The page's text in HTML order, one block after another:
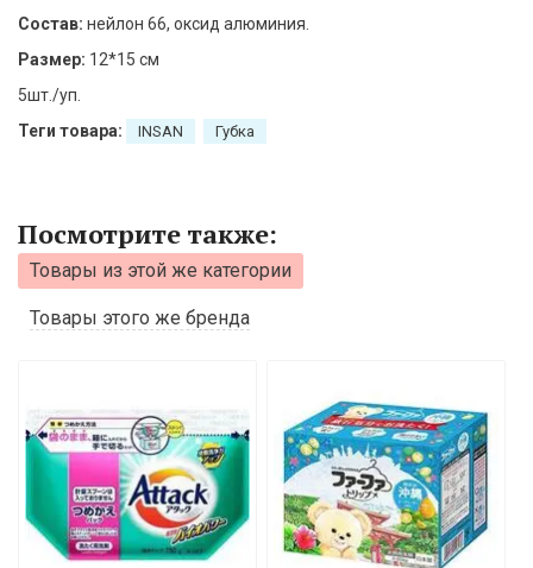
Состав: нейлон 66, оксид алюминия.
Размер: 12*15 см
5шт./уп.
Теги товара:
INSAN Губка
Посмотрите также:
Товары из этой же категории
Товары этого же бренда